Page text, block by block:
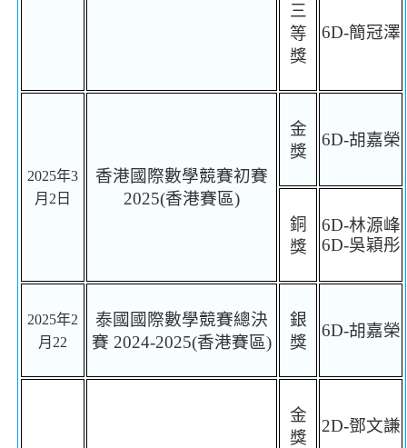
三
等
獎
6D-簡冠澤
2025年3
月 2 日
香港國際數學競賽初賽
2025(香港賽區)
金
獎
6D-胡嘉榮
銅
獎
6D-林源峰
6D-吳穎彤
2025年2
月 22
泰國國際數學競賽總決
賽 2024-2025(香港賽區)
銀
獎
6D-胡嘉榮
金
獎
2D-鄧文謙